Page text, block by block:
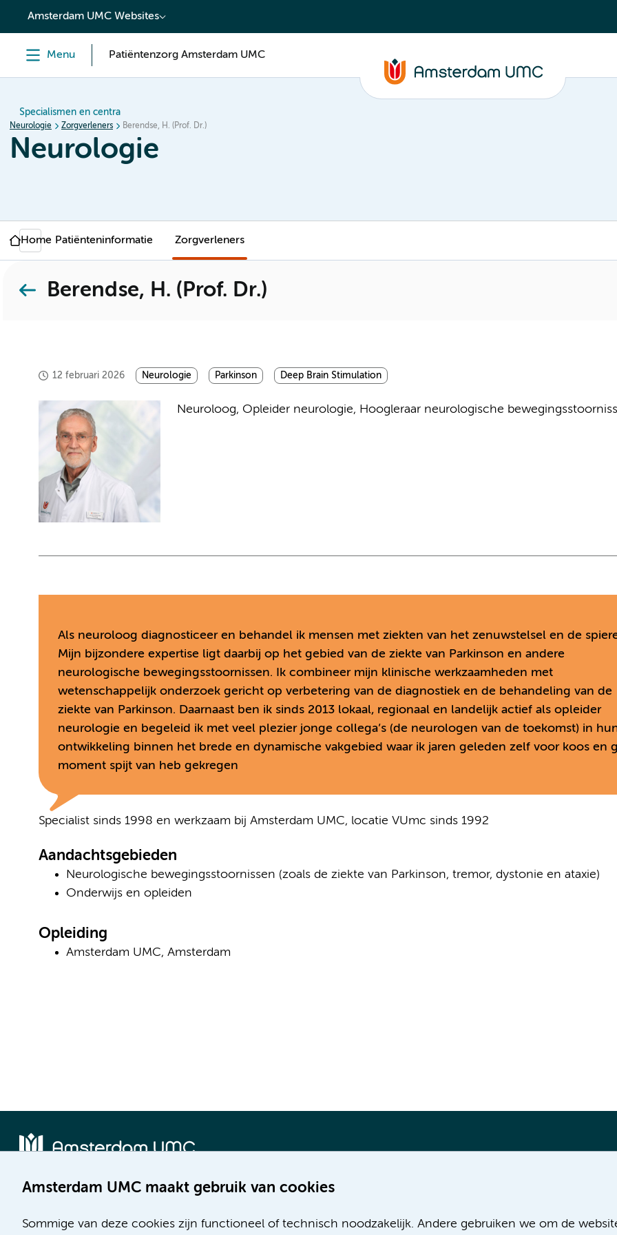
content
Amsterdam UMC Websites
Menu Patiëntenzorg Amsterdam UMC
Specialismen en centra
Neurologie Zorgverleners Berendse, H. (Prof. Dr.)
Neurologie
Home Patiënteninformatie Zorgverleners
Berendse, H. (Prof. Dr.)
12 februari 2026 Neurologie Parkinson Deep Brain Stimulation
Neuroloog, Opleider neurologie, Hoogleraar neurologische
Als neuroloog diagnosticeer en behandel ik mensen met ziekten van het zenuwstelsel en de
Mijn bijzondere expertise ligt daarbij op het gebied van de ziekte van Parkinson en andere
neurologische bewegingsstoornissen. Ik combineer mijn klinische werkzaamheden met
wetenschappelijk onderzoek gericht op verbetering van de diagnostiek en de behandeling van de
ziekte van Parkinson. Daarnaast ben ik sinds 2013 lokaal, regionaal en landelijk actief als opleider
neurologie en begeleid ik met veel plezier jonge collega’s (de neurologen van de toekomst) in
ontwikkeling binnen het brede en dynamische vakgebied waar ik jaren geleden zelf voor koos en
moment spijt van heb gekregen
Specialist sinds 1998 en werkzaam bij Amsterdam UMC, locatie VUmc sinds 1992
Aandachtsgebieden
Neurologische bewegingsstoornissen (zoals de ziekte van Parkinson, tremor, dystonie en ataxie)
Onderwijs en opleiden
Opleiding
Amsterdam UMC, Amsterdam
Amsterdam UMC maakt gebruik van cookies
Sommige van deze cookies zijn functioneel of technisch noodzakelijk. Andere gebruiken we om de
Meibergdreef 9
De Boelelaan 1117
Werken bij Amsterdam UMC